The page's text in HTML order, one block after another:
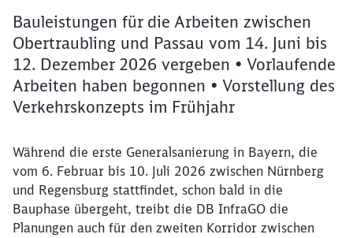
Bauleistungen für die Arbeiten zwischen
Obertraubling und Passau vom 14. Juni bis
12. Dezember 2026 vergeben • Vorlaufende
Arbeiten haben begonnen • Vorstellung des
Verkehrskonzepts im Frühjahr
Während die erste Generalsanierung in Bayern, die
vom 6. Februar bis 10. Juli 2026 zwischen Nürnberg
und Regensburg stattfindet, schon bald in die
Bauphase übergeht, treibt die DB InfraGO die
Planungen auch für den zweiten Korridor zwischen